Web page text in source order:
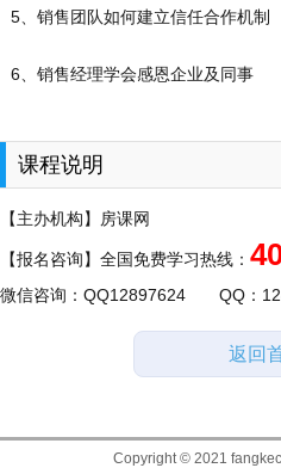
5、销售团队如何建立信任合作机制
6、销售经理学会感恩企业及同事
课程说明
【主办机构】房课网
【报名咨询】全国免费学习热线：
微信咨询：QQ12897624 QQ：
返回
Copyright © 2021